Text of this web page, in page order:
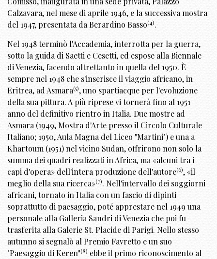
Calzavara, nel mese di aprile 1946, e la successiva mostra
del 1947, presentata da Berardino Basso(4).
Nel 1948 terminò l'Accademia, interrotta per la guerra,
sotto la guida di Saetti e Cesetti, ed espose alla Biennale
di Venezia, facendo altrettanto in quella del 1950. È
sempre nel 1948 che s'inserisce il viaggio africano, in
Eritrea, ad Asmara(5), uno spartiacque per l'evoluzione
della sua pittura. A più riprese vi tornerà fino al 1951
anno del definitivo rientro in Italia. Due mostre ad
Asmara (1949, Mostra d'Arte presso il Circolo Culturale
Italiano; 1950, Aula Magna del Liceo "Martini") e una a
Khartoum (1951) nel vicino Sudan, offrirono non solo la
summa dei quadri realizzati in Africa, ma «alcuni tra i
capi d'opera» dell'intera produzione dell'autore(6), «il
meglio della sua ricerca»(7). Nell'intervallo dei soggiorni
africani, tornato in Italia con un fascio di dipinti
soprattutto di paesaggio, poté apprestare nel 1949 una
personale alla Galleria Sandri di Venezia che poi fu
trasferita alla Galerie St. Placide di Parigi. Nello stesso
autunno si segnalò al Premio Favretto e un suo
"Paesaggio di Keren"(8) ebbe il primo riconoscimento al